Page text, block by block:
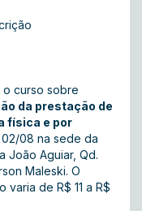
o curso sobre
da prestação de
física e por
02/08 na sede da
João Aguiar, Qd.
Maleski. O
de R$ 11 a R$